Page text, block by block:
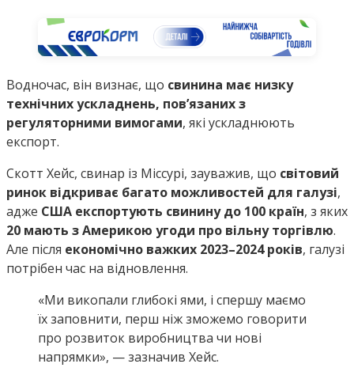
Водночас, він визнає, що свинина має низку
технічних ускладнень, пов’язаних з
регуляторними вимогами, які ускладнюють
експорт.
Скотт Хейс, свинар із Міссурі, зауважив, що світовий
ринок відкриває багато можливостей для галузі,
адже США експортують свинину до 100 країн, з яких
20 мають з Америкою угоди про вільну торгівлю.
Але після економічно важких 2023–2024 років, галузі
потрібен час на відновлення.
«Ми викопали глибокі ями, і спершу маємо
їх заповнити, перш ніж зможемо говорити
про розвиток виробництва чи нові
напрямки», — зазначив Хейс.